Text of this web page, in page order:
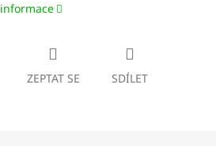
ZEPTAT SE SDÍLET